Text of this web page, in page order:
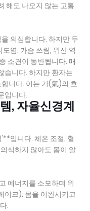
해도 나오지 않는 고통
의심합니다. 하지만 두
염: 가슴 쓰림, 위산 역
소견이 동반됩니다. 매
습니다. 하지만 환자는
니다. 이는 기(氣)의 흐
입니다.
, 자율신경계
입니다. 체온 조절, 혈
식하지 않아도 몸이 알
에너지를 소모하며 위
이크): 몸을 이완시키고
.